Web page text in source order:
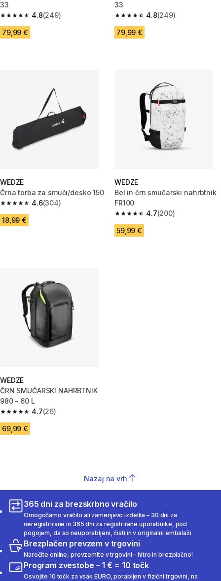
33
4.8
4.8 od 5 zvezdic from 249 ocene
(249)
79,99 €
33
4.8
4.8 od 5 zvezdic from 249
(249)
79,99 €
WEDZE
Črna torba za smuči/desko 150
4.6
4.6 od 5 zvezdic from 304 ocene
(304)
18,99 €
WEDZE
Bel in črn smučarski nahrbtnik
FR100
4.7
4.7 od 5 zvezdic from 200
(200)
59,99 €
WEDZE
ČRN SMUČARSKI NAHRBTNIK
980 - 60 L
4.7
4.7 od 5 zvezdic from 26 ocene
(26)
69,99 €
Nazaj na vrh
365 dni za brezskrbno vračilo
Omogočamo vračilo ali zamenjavo izdelka – 30 dni za
neregistrirane in 365 dni za registrirane uporabnike, pod
pogojem, da so neuporabljeni, čisti in v originalni embalaži.
Brezplačen prevzem v trgovini
Naročite online, prevzemite v trgovini – hitro in brezplačno!
Program zvestobe – 1 € = 10 točk
Osvojite 10 točk za vsak EURO, porabljen v fizični trgovini, na